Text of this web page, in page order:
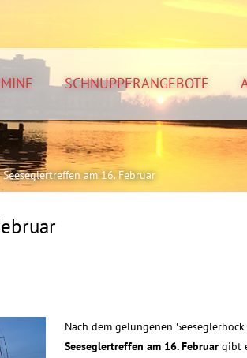
SCHNUPPERANGEBOTE
Seeseglertreffen am 16. Februar
Nach dem gelungenen
Seeseglertreffen am 16. Februar gibt